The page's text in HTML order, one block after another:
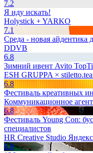
7.2
Я иду искать!
Holystick + YARKO
7.1
Среда - новая айдентика
DDVB
6.8
Зимний ивент Avito
ESH GRUPPA ×
6.8
Фестиваль креативных
Коммуникационное
6.8
Фестиваль Young Con:
специалистов
HR Creative Studio Яндекс
6.8